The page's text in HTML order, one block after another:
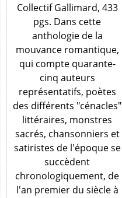
Collectif Gallimard, 433
pgs. Dans cette
anthologie de la
mouvance romantique,
qui compte quarante-
cinq auteurs
représentatifs, poètes
des différents "cénacles"
littéraires, monstres
sacrés, chansonniers et
satiristes de l'époque se
succèdent
chronologiquement, de
l'an premier du siècle à